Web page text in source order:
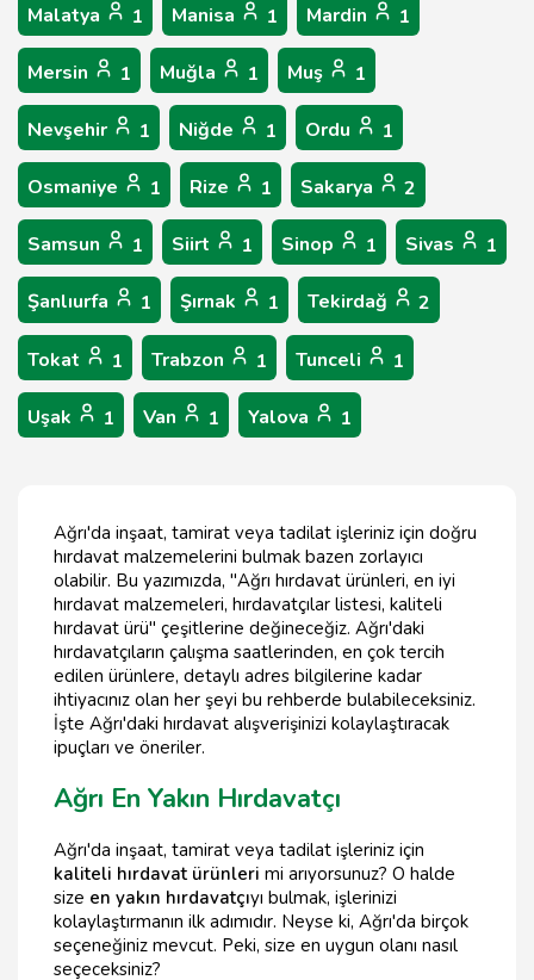
Malatya 1 Manisa 1 Mardin 1
Mersin 1 Muğla 1 Muş 1
Nevşehir 1 Niğde 1 Ordu 1
Osmaniye 1 Rize 1 Sakarya 2
Samsun 1 Siirt 1 Sinop 1 Sivas 1
Şanlıurfa 1 Şırnak 1 Tekirdağ 2
Tokat 1 Trabzon 1 Tunceli 1
Uşak 1 Van 1 Yalova 1
Ağrı'da inşaat, tamirat veya tadilat işleriniz için doğru
hırdavat malzemelerini bulmak bazen zorlayıcı
olabilir. Bu yazımızda, "Ağrı hırdavat ürünleri, en iyi
hırdavat malzemeleri, hırdavatçılar listesi, kaliteli
hırdavat ürü" çeşitlerine değineceğiz. Ağrı'daki
hırdavatçıların çalışma saatlerinden, en çok tercih
edilen ürünlere, detaylı adres bilgilerine kadar
ihtiyacınız olan her şeyi bu rehberde bulabileceksiniz.
İşte Ağrı'daki hırdavat alışverişinizi kolaylaştıracak
ipuçları ve öneriler.
Ağrı En Yakın Hırdavatçı
Ağrı'da inşaat, tamirat veya tadilat işleriniz için
kaliteli hırdavat ürünleri mi arıyorsunuz? O halde
size en yakın hırdavatçıyı bulmak, işlerinizi
kolaylaştırmanın ilk adımıdır. Neyse ki, Ağrı'da birçok
seçeneğiniz mevcut. Peki, size en uygun olanı nasıl
seçeceksiniz?